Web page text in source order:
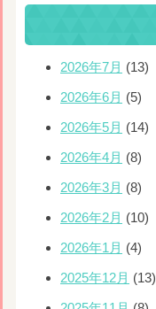
2026年7月 (13)
2026年6月 (5)
2026年5月 (14)
2026年4月 (8)
2026年3月 (8)
2026年2月 (10)
2026年1月 (4)
2025年12月 (13)